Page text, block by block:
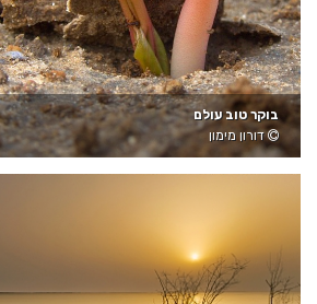
בוקר טוב עולם
דורון מימון